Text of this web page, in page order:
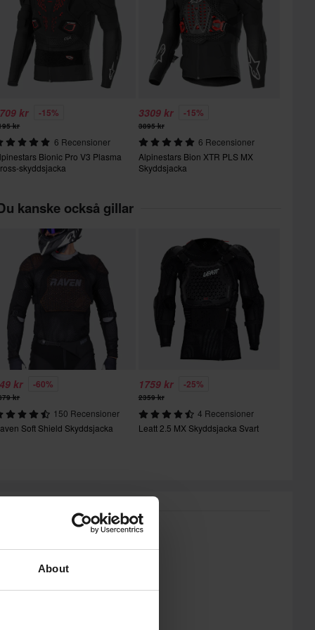
About
kr -15%
kr
6 Recensioner
Bionic Pro V3 Plasma
skyddsjacka
3309 kr -15%
3895 kr
6 Recensioner
Alpinestars Bion XTR PLS MX
Skyddsjacka
kanske också gillar
kr -60%
kr
150 Recensioner
Soft Shield Skyddsjacka
1759 kr -25%
2359 kr
4 Recensioner
Leatt 2.5 MX Skyddsjacka Svart